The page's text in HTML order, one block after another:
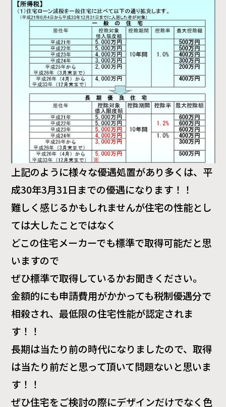
上記のように様々な優遇処置があり多くは、平
成30年3月31日までの優遇になります！！
難しく感じるかもしれませんが住宅の性能とし
ては大したことではなく
どこの住宅メーカーでも標準で取得可能だと思
いますので
ぜひ標準で取得しているかお聞きください。
金額的にも申請費用がかかっても税制優遇分で
相殺され、最低限の住宅性能が認定されま
す！！
長期は当たり前の時代になりましたので、取得
は当たり前だと思って頂いて問題ないと思いま
す！！
ぜひ住宅をご検討の際にデザインだけでなく色